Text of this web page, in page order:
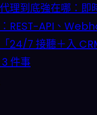
理到底強在哪：即
REST-API、
24/7 接聽＋入
件事